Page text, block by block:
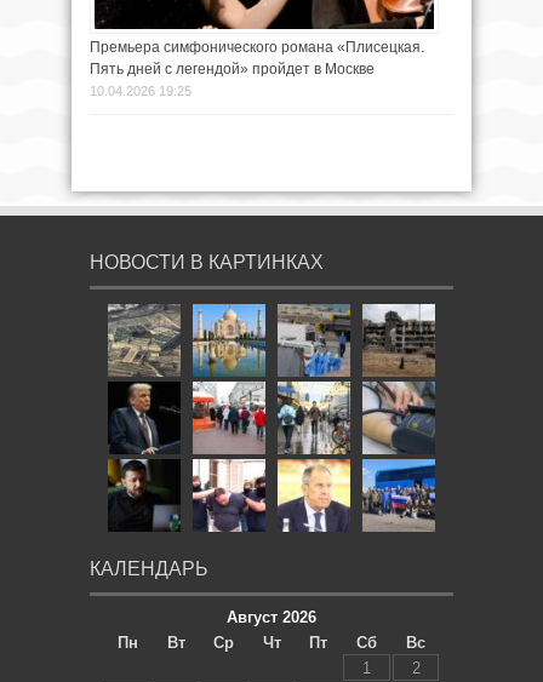
Премьера симфонического романа «Плисецкая.
Пять дней с легендой» пройдет в Москве
10.04.2026 19:25
НОВОСТИ В КАРТИНКАХ
КАЛЕНДАРЬ
Август 2026
Пн
Вт Ср Чт Пт Сб
Вс
1
2